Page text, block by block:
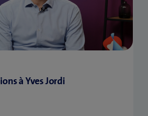
à Yves Jordi